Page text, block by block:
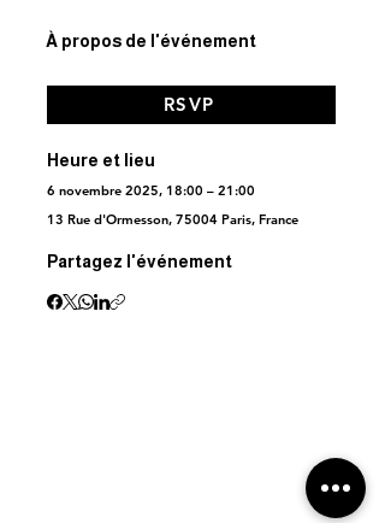
À propos de l'événement
RSVP
Heure et lieu
6 novembre 2025, 18:00 – 21:00
13 Rue d'Ormesson, 75004 Paris, France
Partagez l'événement